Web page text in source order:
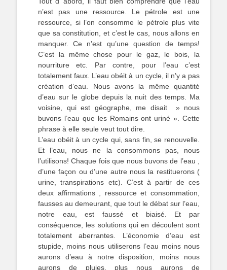
n’est pas une ressource. Le pétrole est une
ressource, si l’on consomme le pétrole plus vite
que sa constitution, et c’est le cas, nous allons en
manquer. Ce n’est qu’une question de temps!
C’est la même chose pour le gaz, le bois, la
nourriture etc. Par contre, pour l’eau c’est
totalement faux. L’eau obéit à un cycle, il n’y a pas
création d’eau. Nous avons la même quantité
d’eau sur le globe depuis la nuit des temps. Ma
voisine, qui est géographe, me disait » nous
buvons l’eau que les Romains ont uriné ». Cette
phrase à elle seule veut tout dire.
L’eau obéit à un cycle qui, sans fin, se renouvelle.
Et l’eau, nous ne la consommons pas, nous
l’utilisons! Chaque fois que nous buvons de l’eau ,
d’une façon ou d’une autre nous la restituerons (
urine, transpirations etc). C’est à partir de ces
deux affirmations , ressource et consommation,
fausses au demeurant, que tout le débat sur l’eau,
notre eau, est faussé et biaisé. Et par
conséquence, les solutions qui en découlent sont
totalement aberrantes. L’économie d’eau est
stupide, moins nous utiliserons l’eau moins nous
aurons d’eau à notre disposition, moins nous
aurons de pluies, plus nous aurons de